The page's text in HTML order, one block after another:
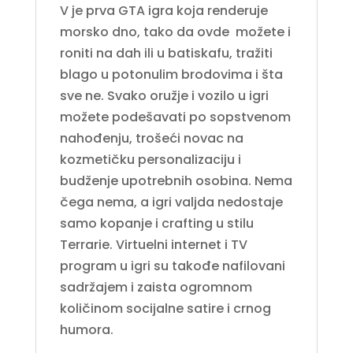
V je prva GTA igra koja renderuje
morsko dno, tako da ovde možete i
roniti na dah ili u batiskafu, tražiti
blago u potonulim brodovima i šta
sve ne. Svako oružje i vozilo u igri
možete podešavati po sopstvenom
nahođenju, trošeći novac na
kozmetičku personalizaciju i
budženje upotrebnih osobina. Nema
čega nema, a igri valjda nedostaje
samo kopanje i crafting u stilu
Terrarie. Virtuelni internet i TV
program u igri su takođe nafilovani
sadržajem i zaista ogromnom
količinom socijalne satire i crnog
humora.